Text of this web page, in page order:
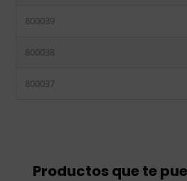
800039
800038
800037
Productos que te